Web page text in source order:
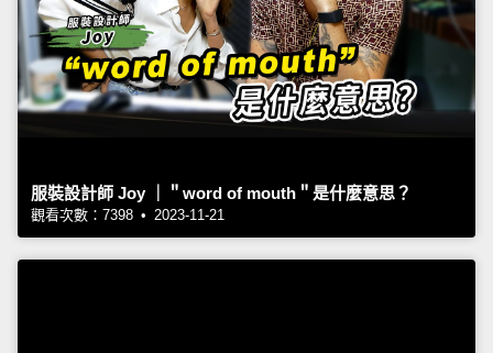
服裝設計師 Joy ｜＂word of mouth＂是什麼意思？
觀看次數：7398 • 2023-11-21